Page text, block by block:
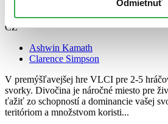
Odmietnuť
VLCI
CZ
Ashwin Kamath
Clarence Simpson
V premýšľavejšej hre VLCI pre 2-5
svorky. Divočina je náročné miesto pre
ťažiť zo schopností a dominancie vašej
teritóriom a množstvom koristi...